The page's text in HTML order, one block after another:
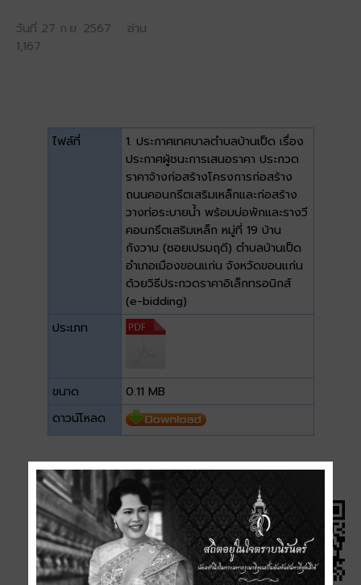
วันที่ 27 ก.ย. 2567 อ่าน
1,167
ไฟล์ที่
1. ประกาศเทศบาลตำบลบ้านเป็ด เรื่อง
ประกาศผู้ชนะการเสนอราคา ประกวด
ราคาจ้างก่อสร้างโครงการก่อสร้าง
ถนนคอนกรีตเสริมเหล็กและก่อสร้าง
วางท่อระบายน้ำ พร้อมบ่อพักและรางวี
คอนกรีตเสริมเหล็ก หมู่ที่ 19 บ้าน
กังวาน (ซอยเปรมฤดี) ตำบลบ้านเป็ด
อำเภอเมืองขอนแก่น จังหวัดขอนแก่น
ด้วยวิธีประกวดราคาอิเล็กทรอนิกส์
(e-bidding)
ประเภท
ขนาด
0.11 MB
ดาวน์โหลด